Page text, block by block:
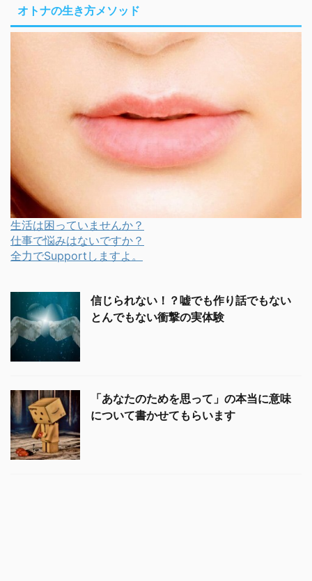
オトナの生き方メソッド
生活は困っていませんか？
仕事で悩みはないですか？
全力でSupportしますよ。
信じられない！？嘘でも作り話でもない
とんでもない衝撃の実体験
「あなたのためを思って」の本当に意味
について書かせてもらいます